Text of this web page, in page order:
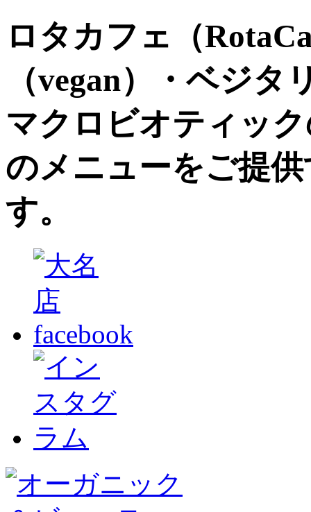
ロタカフェ（
（vegan）・ベジ
マクロビオティッ
のメニューをご提
す。